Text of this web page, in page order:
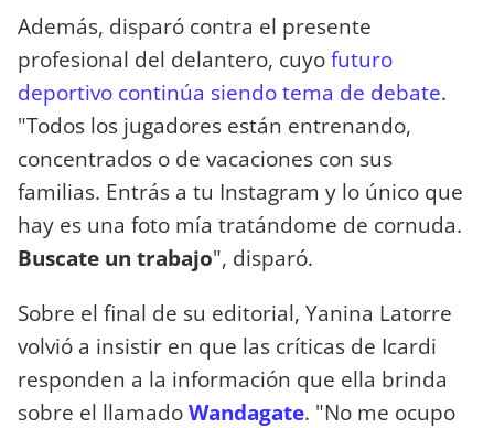
Además, disparó contra el presente
profesional del delantero, cuyofuturo
deportivo continúa siendo tema de debate.
"Todos los jugadores están entrenando,
concentrados o de vacaciones con sus
familias. Entrás a tu Instagram y lo único que
hay es una foto mía tratándome de cornuda.
Buscate un trabajo", disparó.
Sobre el final de su editorial, Yanina Latorre
volvió a insistir en que las críticas de Icardi
responden a la información que ella brinda
sobre el llamadoWandagate. "No me ocupo